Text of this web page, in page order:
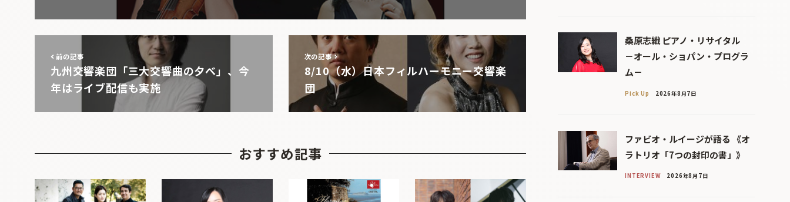
前の記事
九州交響楽団「三大交響曲の夕べ」、今
年はライブ配信も実施
次の記事
8/10（水）日本フィルハーモニー交響楽
団
おすすめ記事
桑原志織 ピアノ・リサイタル
－オール・ショパン・プログラ
ム－
Pick Up 2026年8月7日
ファビオ・ルイージが語る 《オ
ラトリオ「7つの封印の書」》
INTERVIEW 2026年8月7日